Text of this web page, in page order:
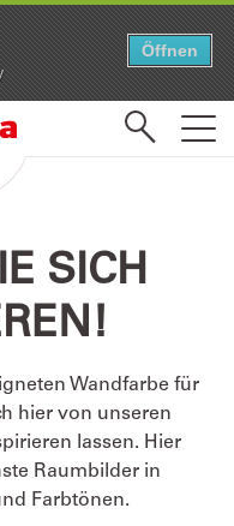
SICH
Wandfarbe für
hier von unseren
lassen. Hier
Raumbilder in
Farbtönen.
Öffnen
Öffnen